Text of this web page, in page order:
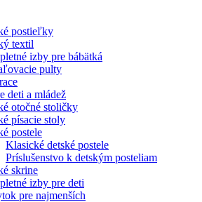
postieľky
textil
izby pre bábätká
pulty
deti a mládež
otočné stoličky
písacie stoly
postele
Klasické detské postele
Príslušenstvo k detským posteliam
skrine
izby pre deti
pre najmenších